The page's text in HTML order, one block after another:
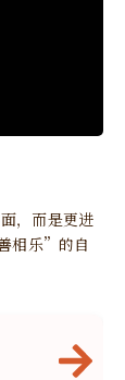
，而是更进
相乐”的自